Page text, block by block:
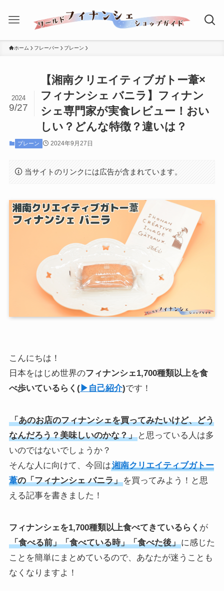
ホーム フレーバー プレーン
【湘南クリエイティブガトー葦×
フィナンシェ バニラ】フィナン
シェ専門家が実食レビュー！おい
しい？どんな特徴？違いは？
2024
9/27
プレーン 2024年9月27日
当サイトのリンクには広告が含まれています。
こんにちは！
日本をはじめ世界のフィナンシェ1,700種類以上を食
べ歩いている らく (▶︎自己紹介)です！
「あのお店のフィナンシェを買ってみたいけど、どう
なんだろう？美味しいのかな？」と思っている人は多
いのではないでしょうか？
そんな人に向けて、今回は湘南クリエイティブガトー
葦の「フィナンシェ バニラ」を買ってみよう！と思
える記事を書きました！
フィナンシェを1,700種類以上食べてきているらく が
「食べる前」「食べている時」「食べた後」に感じた
ことを簡単にまとめているので、あなたが迷うことも
なくなりますよ！